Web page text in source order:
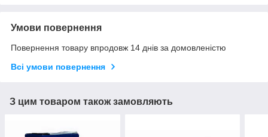
Умови повернення
Повернення товару впродовж 14 днів за домовленістю
Всі умови повернення
З цим товаром також замовляють